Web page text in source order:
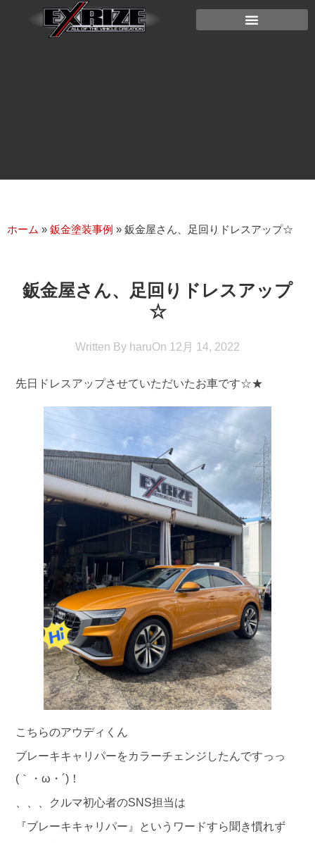
ホーム » 鈑金塗装事例 » 鈑金屋さん、足回りドレスアップ☆
鈑金屋さん、足回りドレスアップ
☆
Written By haruOn 12月 14, 2022
先日ドレスアップさせていただいたお車です☆★
こちらのアウディくん
ブレーキキャリパーをカラーチェンジしたんですっっ
(｀・ω・´)！
、、、クルマ初心者のSNS担当は
『ブレーキキャリパー』というワードすら聞き慣れず